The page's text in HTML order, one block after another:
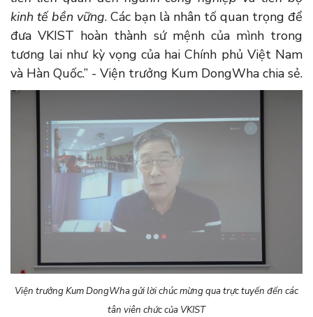
kinh tế bền vững. Các bạn là nhân tố quan trọng để
đưa VKIST hoàn thành sứ mệnh của mình trong
tương lai như kỳ vọng của hai Chính phủ Việt Nam
và Hàn Quốc.” - Viện trưởng Kum DongWha chia sẻ.
Viện trưởng Kum DongWhagửi lời chúc mừng qua trực tuyến đến các
tân viên chứccủa VKIST